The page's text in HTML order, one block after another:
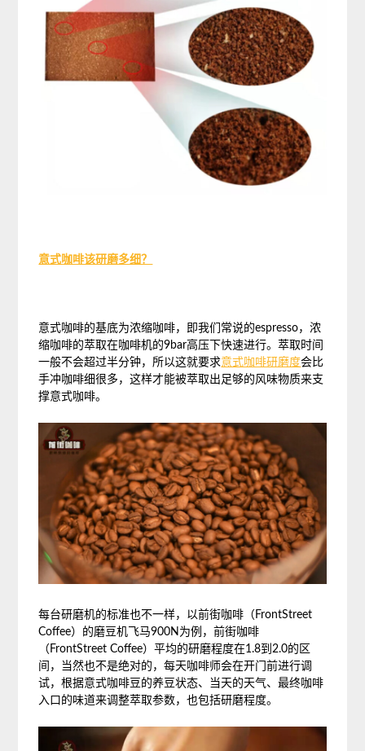
意式咖啡该研磨多细？
意式咖啡的基底为浓缩咖啡，即我们常说的espresso，浓
缩咖啡的萃取在咖啡机的9bar高压下快速进行。萃取时间
一般不会超过半分钟，所以这就要求意式咖啡研磨度会比
手冲咖啡细很多，这样才能被萃取出足够的风味物质来支
撑意式咖啡。
每台研磨机的标准也不一样，以前街咖啡（FrontStreet
Coffee）的磨豆机飞马900N为例，前街咖啡
（FrontStreet Coffee）平均的研磨程度在1.8到2.0的区
间，当然也不是绝对的，每天咖啡师会在开门前进行调
试，根据意式咖啡豆的养豆状态、当天的天气、最终咖啡
入口的味道来调整萃取参数，也包括研磨程度。